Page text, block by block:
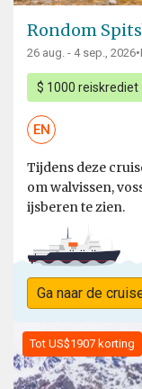
Rondom
26 aug. - 4 sep., 2026•
$ 1000 reiskrediet
EN
Tijdens deze
om walvissen,
ijsberen te zien.
Ga naar de
Tot US$1907 korting